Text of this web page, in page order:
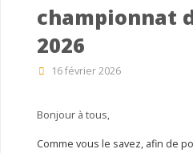
championnat
2026
16 février 2026
Bonjour à tous,
Comme vous le savez, afin de